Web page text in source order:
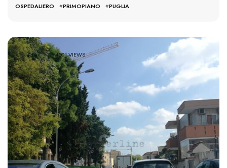
OSPEDALIERO
#PRIMOPIANO #PUGLIA
4501 VIEWS